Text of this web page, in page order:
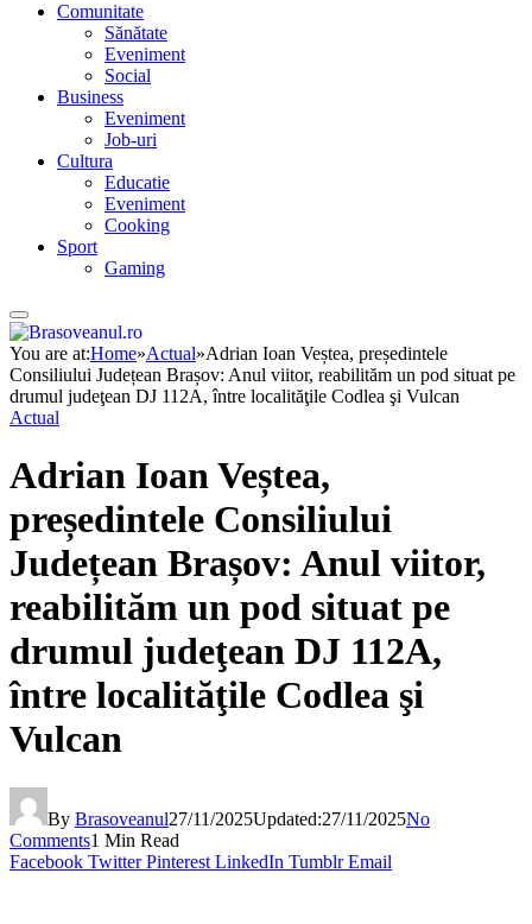
Comunitate
Sănătate
Eveniment
Social
Business
Eveniment
Job-uri
Cultura
Educatie
Eveniment
Cooking
Sport
Gaming
You are at:Home»Actual»Adrian Ioan Veștea, președintele
Consiliului Județean Brașov: Anul viitor, reabilităm un pod situat pe
drumul judeţean DJ 112A, între localităţile Codlea şi Vulcan
Actual
Adrian Ioan Veștea,
președintele Consiliului
Județean Brașov: Anul viitor,
reabilităm un pod situat pe
drumul judeţean DJ 112A,
între localităţile Codlea şi
Vulcan
By Brasoveanul27/11/2025Updated:27/11/2025No
Comments1 Min Read
Facebook Twitter Pinterest LinkedIn Tumblr Email